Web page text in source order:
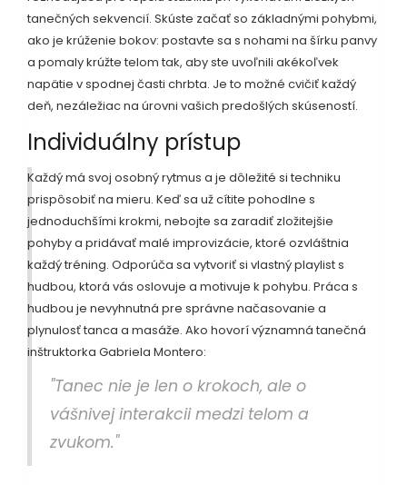
tanečných sekvencií. Skúste začať so základnými pohybmi,
ako je krúženie bokov: postavte sa s nohami na šírku panvy
a pomaly krúžte telom tak, aby ste uvoľnili akékoľvek
napätie v spodnej časti chrbta. Je to možné cvičiť každý
deň, nezáležiac na úrovni vašich predošlých skúseností.
Individuálny prístup
Každý má svoj osobný rytmus a je dôležité si techniku
prispôsobiť na mieru. Keď sa už cítite pohodlne s
jednoduchšími krokmi, nebojte sa zaradiť zložitejšie
pohyby a pridávať malé improvizácie, ktoré ozvláštnia
každý tréning. Odporúča sa vytvoriť si vlastný playlist s
hudbou, ktorá vás oslovuje a motivuje k pohybu. Práca s
hudbou je nevyhnutná pre správne načasovanie a
plynulosť tanca a masáže. Ako hovorí významná tanečná
inštruktorka Gabriela Montero:
"Tanec nie je len o krokoch, ale o
vášnivej interakcii medzi telom a
zvukom."